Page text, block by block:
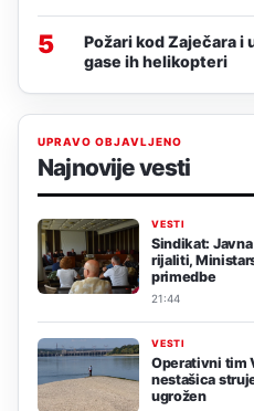
5
Požari kod Zaječara i
gase ih helikopteri
UPRAVO OBJAVLJENO
Najnovije vesti
VESTI
Sindikat:
rijaliti,
primedbe
21:44
VESTI
Operativni tim
nestašica
ugrožen